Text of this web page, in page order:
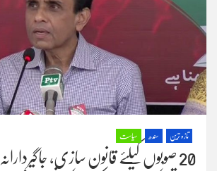
تازہ ترین سندھ سیاست
20 صوبوں کیلئے قانون سازی،